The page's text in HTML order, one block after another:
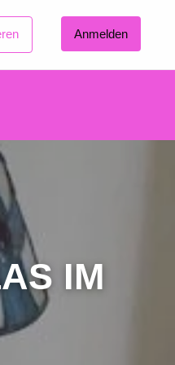
Anmelden
IM